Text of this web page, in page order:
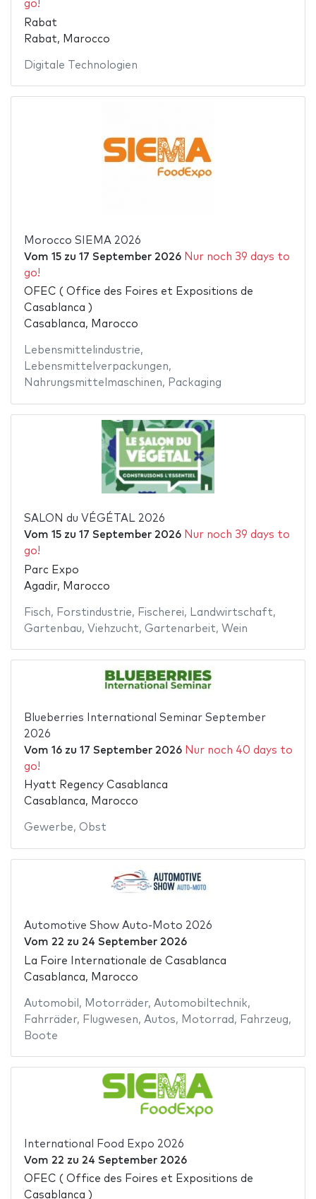
go!
Rabat
Rabat, Marocco
Digitale Technologien
Morocco SIEMA 2026
Vom 15zu 17 September 2026 Nur noch 39 days to
go!
OFEC ( Office des Foires et Expositions de
Casablanca )
Casablanca, Marocco
Lebensmittelindustrie,
Lebensmittelverpackungen,
Nahrungsmittelmaschinen, Packaging
SALON du VÉGÉTAL 2026
Vom 15zu 17 September 2026 Nur noch 39 days to
go!
Parc Expo
Agadir, Marocco
Fisch, Forstindustrie, Fischerei, Landwirtschaft,
Gartenbau, Viehzucht, Gartenarbeit, Wein
Blueberries International Seminar September
2026
Vom 16zu 17 September 2026 Nur noch 40 days to
go!
Hyatt Regency Casablanca
Casablanca, Marocco
Gewerbe, Obst
Automotive Show Auto-Moto 2026
Vom 22 zu 24 September 2026
La Foire Internationale de Casablanca
Casablanca, Marocco
Automobil , Motorräder, Automobiltechnik,
Fahrräder, Flugwesen, Autos, Motorrad , Fahrzeug,
Boote
International Food Expo 2026
Vom 22 zu 24 September 2026
OFEC ( Office des Foires et Expositions de
Casablanca )